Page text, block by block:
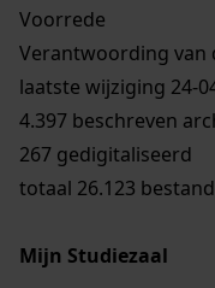
Voorrede
Verantwoording van
laatste wijziging 24-
4.397 beschreven
267 gedigitaliseerd
totaal 26.123
Mijn Studiezaal